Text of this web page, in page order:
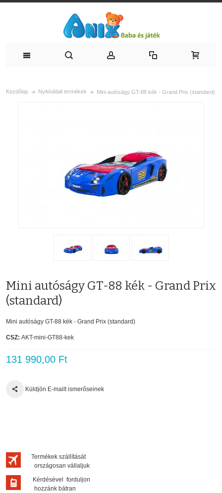
Kezdőlap Nyitóoldali termékek Mini autóságy GT-88 kék - Grand Prix (standard)
Mini autóságy GT-88 kék - Grand Prix
(standard)
Mini autóságy GT-88 kék - Grand Prix (standard)
CSZ: AKT-mini-GT88-kek
131 990,00 Ft
Küldjön E-mailt ismerőseinek
Termékek szállítását
országosan vállaljuk
Kérdésével forduljon
hozzánk bátran